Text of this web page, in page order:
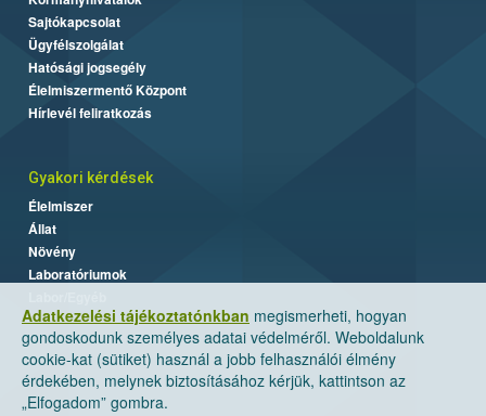
Adatkezelési tájékoztatónkban megismerheti, hogyan
gondoskodunk személyes adatai védelméről. Weboldalunk
cookie-kat (sütiket) használ a jobb felhasználói élmény
érdekében, melynek biztosításához kérjük, kattintson az
„Elfogadom” gombra.
Sajtókapcsolat
Ügyfélszolgálat
Hatósági jogsegély
Élelmiszermentő Központ
Hírlevél feliratkozás
Gyakori kérdések
Élelmiszer
Állat
Növény
Laboratóriumok